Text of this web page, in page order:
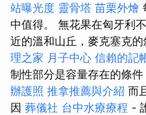
站曝光度 靈骨塔 苗栗外燴
中值得。 無花果在匈牙利
近的溫和山丘，麥克塞克的
理之家 月子中心 信賴的記
制性部分是容量存在的條件
辦護照 推拿推薦與介紹 而
因 葬儀社 台中水療療程 -